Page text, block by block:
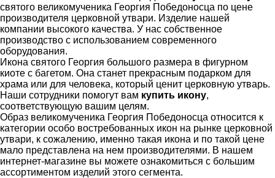
святого великомученика Георгия Победоносца по цене
производителя церковной утвари. Изделие нашей
компании высокого качества. У нас собственное
производство с использованием современного
оборудования.
Икона святого Георгия большого размера в фигурном
киоте с багетом. Она станет прекрасным подарком для
храма или для человека, который ценит церковную утварь.
Наши сотрудники помогут вам купить икону,
соответствующую вашим целям.
Образ великомученика Георгия Победоносца относится к
категории особо востребованных икон на рынке церковной
утвари, к сожалению, именно такая икона и по такой цене
мало представлена на нем производителями. В нашем
интернет-магазине вы можете ознакомиться с большим
ассортиментом изделий этого сегмента.